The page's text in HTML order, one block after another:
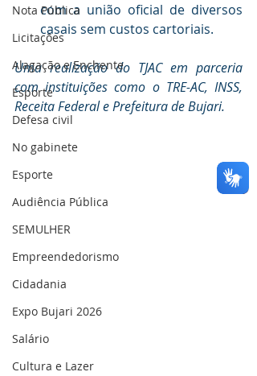
Nota Pública
Licitações
Alagação e Enchente
Esporte
Defesa civil
No gabinete
Esporte
Audiência Pública
SEMULHER
Empreendedorismo
Cidadania
Expo Bujari 2026
Salário
Cultura e Lazer
com a união oficial de diversos
casais sem custos cartoriais.
Uma realização do TJAC em parceria
com instituições como o TRE-AC, INSS,
Receita Federal e Prefeitura de Bujari.